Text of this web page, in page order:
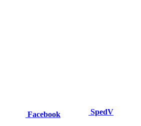
Facebook SpedV